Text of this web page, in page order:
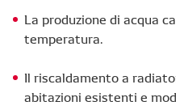
La produzione di acqua
temperatura.
Il riscaldamento a
abitazioni esistenti e